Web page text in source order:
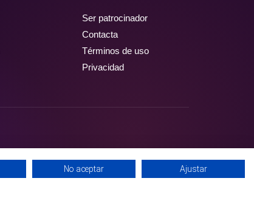
Ser patrocinador
Contacta
Términos de uso
Privacidad
No aceptar Ajustar